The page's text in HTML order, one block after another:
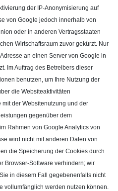
der IP-Anonymisierung auf
von Google jedoch innerhalb von
oder in anderen Vertragsstaaten
Wirtschaftsraum zuvor gekürzt. Nur
an einen Server von Google in
Im Auftrag des Betreibers dieser
benutzen, um Ihre Nutzung der
die Websiteaktivitäten
der Websitenutzung und der
gegenüber dem
Rahmen von Google Analytics von
wird nicht mit anderen Daten von
die Speicherung der Cookies durch
Browser-Software verhindern; wir
in diesem Fall gegebenenfalls nicht
vollumfänglich werden nutzen können.